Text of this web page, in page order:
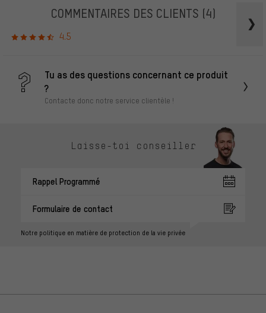
COMMENTAIRES DES CLIENTS (4)
4.5
Tu as des questions concernant ce produit
?
Contacte donc notre service clientèle !
Laisse-toi conseiller
Rappel Programmé
Formulaire de contact
Notre politique en matière de protection de la vie privée